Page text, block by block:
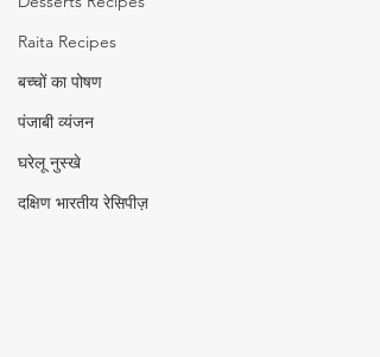
Raita Recipes
बच्चों का पोषण
पंजाबी व्यंजन
घरेलू नुस्खे
दक्षिण भारतीय रेसिपीज़